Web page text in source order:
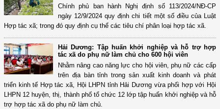
Chính phủ ban hành Nghị định số 113/2024/NĐ-CP
ngày 12/9/2024 quy định chi tiết một số điều của Luật
Hợp tác xã; trong đó quy định cụ thể các tiêu chí phân loại hợp tác xã.
Hải Dương: Tập huấn khởi nghiệp và hỗ trợ hợp
tác xã do phụ nữ làm chủ cho 600 hội viên
Nhằm nâng cao năng lực cho hội viên, phụ nữ các cấp
trên địa bàn tỉnh trong sản xuất kinh doanh và phát
triển kinh tế Hợp tác xã, Hội LHPN tỉnh Hải Dương vừa phối hợp với Hội
LHPN 12 huyện, thị, thành phố tổ chức 12 lớp tập huấn khởi nghiệp và hỗ
trợ hợp tác xã do phụ nữ làm chủ.